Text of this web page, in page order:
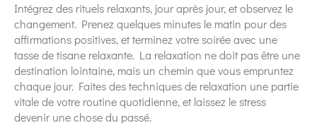
Intégrez des rituels relaxants, jour après jour, et observez le
changement. Prenez quelques minutes le matin pour des
affirmations positives, et terminez votre soirée avec une
tasse de tisane relaxante. La relaxation ne doit pas être une
destination lointaine, mais un chemin que vous empruntez
chaque jour. Faites des techniques de relaxation une partie
vitale de votre routine quotidienne, et laissez le stress
devenir une chose du passé.